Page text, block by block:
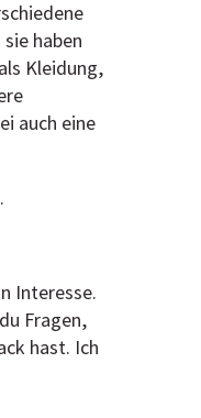
haben
Kleidung,
auch eine
Interesse.
Fragen,
hast. Ich